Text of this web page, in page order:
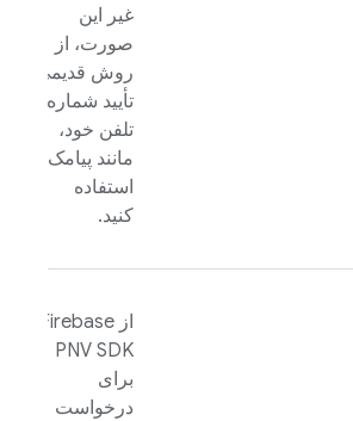
غیر این
صورت، از
روش قدیمی
تأیید شماره
تلفن خود،
مانند پیامک،
استفاده
کنید.
از Firebase
PNV SDK
برای
درخواست